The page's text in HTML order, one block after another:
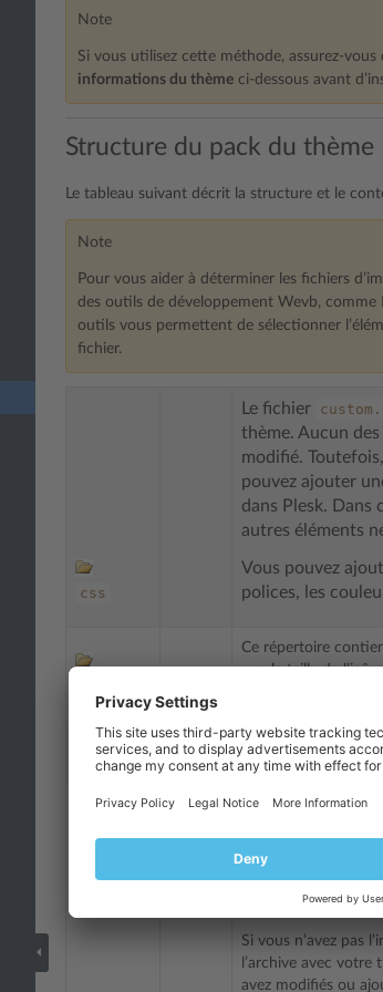
Note
Si vous utilisez cette méthode, assurez-
informations du thème ci-dessous avant
Structure du pack du thème
Le tableau suivant décrit la structure et le
Note
Pour vous aider à déterminer les fichiers
des outils de développement Wevb,
outils vous permettent de sélectionner
fichier.
css
Le fichier
thème. Aucun
modifié.
pouvez ajouter
dans Plesk. Dans
autres éléments
Vous pouvez
polices, les
Ce répertoire
que la taille de
l’archive avec votre
avez modifiés ou
vos
Ce répertoire
Certains de ces
différents endroits
vous devez vous
fichier graphique et
Si vous n’avez pas
l’archive avec
avez modifiés ou